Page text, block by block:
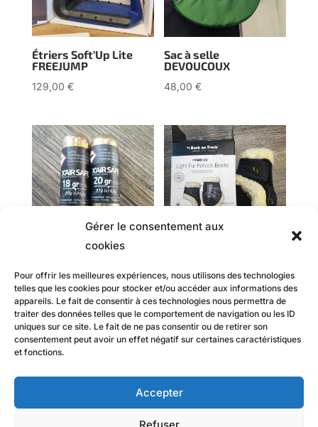
Gérer le consentement aux
cookies
Pour offrir les meilleures expériences, nous utilisons des technologies
telles que les cookies pour stocker et/ou accéder aux informations des
appareils. Le fait de consentir à ces technologies nous permettra de
traiter des données telles que le comportement de navigation ou les ID
uniques sur ce site. Le fait de ne pas consentir ou de retirer son
consentement peut avoir un effet négatif sur certaines caractéristiques
et fonctions.
Accepter
Refuser
Étriers Soft’Up Lite
FREEJUMP
129,00 €
Sac à selle
DEVOUCOUX
48,00€
15,00€
Airflow BACK ON
TRACK
15,00€
Conditions générales dépôt/vente